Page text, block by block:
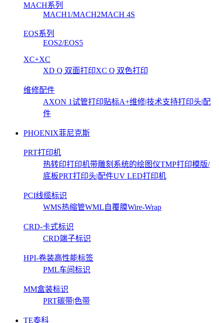
MACH系列
MACH1/MACH2MACH 4S
EOS系列
EOS2/EOS5
XC+XC
XD Q 双面打印XC Q 双色打印
维修配件
AXON 1试管打印贴标A+维修|技术支持打印头|配
件
PHOENIX菲尼克斯
PRT打印机
热转印打印机带雕刻系统的绘图仪TMP打印模版/
底板PRT打印头|配件UV LED打印机
PCI线缆标识
WMS热缩管WML自覆膜Wire-Wrap
CRD-卡式标识
CRD端子标识
HPI-卷装高性能标签
PML车间标识
MM盒装标识
PRT碳带|色带
TE泰科